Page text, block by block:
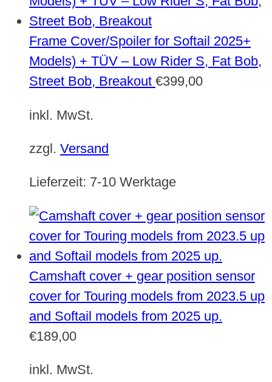
Frame Cover/Spoiler for Softail 2025+
Models) + TÜV – Low Rider S, Fat Bob,
Street Bob, Breakout €399,00
inkl. MwSt.
zzgl. Versand
Lieferzeit: 7-10 Werktage
Camshaft cover + gear position sensor
cover for Touring models from 2023.5 up
and Softail models from 2025 up.
€189,00
inkl. MwSt.